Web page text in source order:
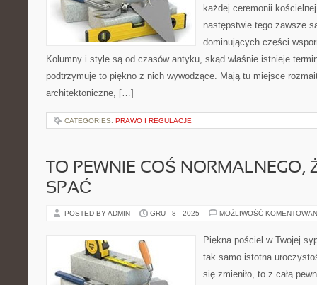
każdej ceremonii
następstwie tego zawsze
dominujących części
Kolumny i style są od czasów antyku, skąd właśnie istnieje
podtrzymuje to piękno z nich wywodzące. Mają tu miejsce
architektoniczne, […]
CATEGORIES: PRAWO I REGULACJE
TO PEWNIE COŚ NORMALNEGO,
SPAĆ
POSTED BY ADMIN GRU - 8 - 2025 MOŻLIWOŚĆ
Piękna pościel w Twojej
tak samo istotna
się zmieniło, to z całą